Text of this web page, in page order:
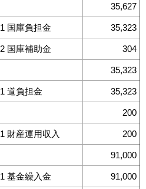
35,627
1 国庫負担金 35,323
2 国庫補助金 304
35,323
1 道負担金 35,323
200
1 財産運用収入 200
91,000
1 基金繰入金 91,000